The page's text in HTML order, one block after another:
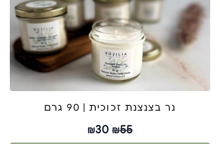
נר בצנצנת זכוכית | 90 גרם
₪55
₪30